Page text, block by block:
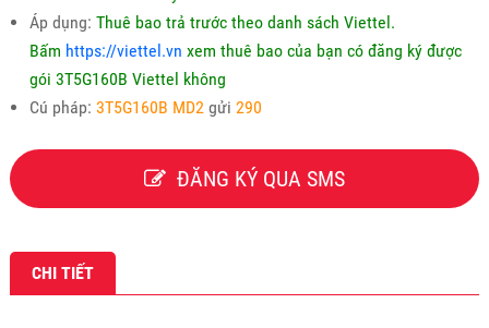
Áp dụng: Thuê bao trả trước theo danh sách Viettel.
Bấm https://viettel.vn xem thuê bao của bạn có đăng ký được
gói 3T5G160B Viettel không
Cú pháp: 3T5G160B MD2 gửi 290
ĐĂNG KÝ QUA SMS
CHI TIẾT